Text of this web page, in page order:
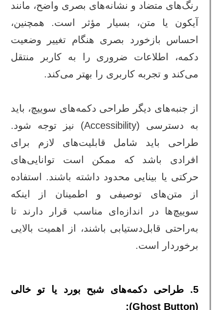
رنگ‌های متضاد و نشانه‌های بصری واضح، مانند
آیکون یا متن، بسیار مؤثر است. همچنین،
احساس بازخورد بصری هنگام تغییر وضعیت
دکمه، اطلاعات ضروری را به کاربر منتقل
می‌کند و تجربه کاربری را بهتر می‌کند.
از جنبه‌های دیگر طراحی دکمه‌های سوییچ، باید
به دسترسی (Accessibility) نیز توجه شود.
طراحی باید شامل قابلیت‌های لازم برای
افرادی باشد که ممکن است توانایی‌های
حرکتی یا بینایی محدود داشته باشند. استفاده
از متن‌های توصیفی و اطمینان از اینکه
سوییچ‌ها در اندازه‌ای مناسب قرار دارند تا
به‌راحتی قابل‌دستیابی باشند، از اهمیت بالایی
برخوردار است.
5. طراحی دکمه‌های شبح بورد یا تو خالی